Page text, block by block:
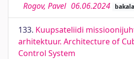
Rogov, Pavel 06.06.2024
133. Kuupsateliidi
arhitektuur. Architecture of
Control System